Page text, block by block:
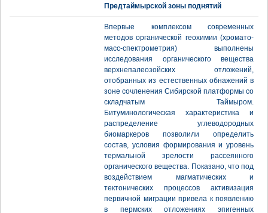
Предтаймырской зоны поднятий
Впервые комплексом современных
методов органической геохимии (хромато-
масс-спектрометрия) выполнены
исследования органического вещества
верхнепалеозойских отложений,
отобранных из естественных обнажений в
зоне сочленения Сибирской платформы со
складчатым Таймыром.
Битуминологическая характеристика и
распределение углеводородных
биомаркеров позволили определить
состав, условия формирования и уровень
термальной зрелости рассеянного
органического вещества. Показано, что под
воздействием магматических и
тектонических процессов активизация
первичной миграции привела к появлению
в пермских отложениях эпигенных